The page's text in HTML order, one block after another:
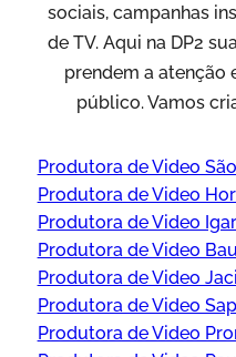
sociais, campanhas
de TV. Aqui na DP2
prendem a atenção
público. Vamos
Produtora de Video
Produtora de Video
Produtora de Video
Produtora de Video
Produtora de Video
Produtora de Video
Produtora de Video